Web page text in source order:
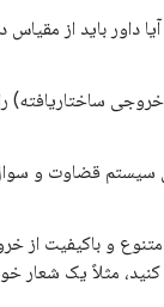
داور باید از مقیاس
ساختاریافته)
سیستم قضاوت و
مثلاً یک شعار